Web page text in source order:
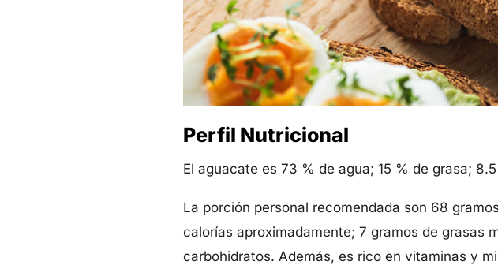
Perfil Nutricional
El aguacate es 73 % de agua; 15 % de grasa;
La porción personal recomendada son 68
calorías aproximadamente; 7 gramos de grasas
carbohidratos. Además, es rico en vitaminas y